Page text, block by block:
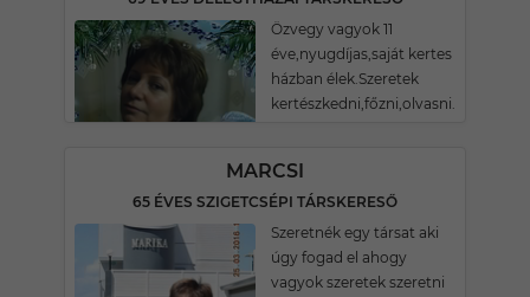
Özvegy vagyok 11
éve,nyugdíjas,saját kertes
házban élek.Szeretek
kertészkedni,főzni,olvasni.
MARCSI
65 ÉVES SZIGETCSÉPI TÁRSKERESŐ
Szeretnék egy társat aki
úgy fogad el ahogy
vagyok szeretek szeretni